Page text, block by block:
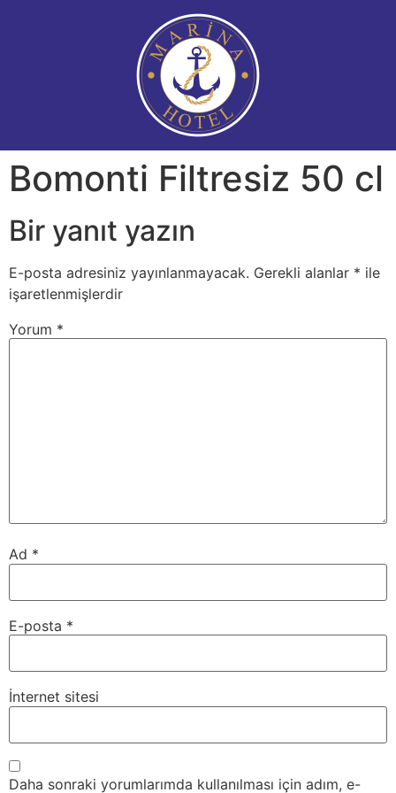
Bomonti Filtresiz 50 cl
Bir yanıt yazın
E-posta adresiniz yayınlanmayacak. Gerekli alanlar * ile
işaretlenmişlerdir
Yorum *
Ad *
E-posta *
İnternet sitesi
Daha sonraki yorumlarımda kullanılması için adım, e-